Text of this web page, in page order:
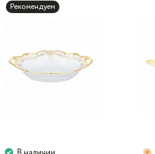
Рекомендуем